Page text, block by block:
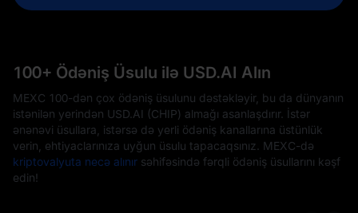
100+ Ödəniş Üsulu ilə USD.AI Alın
MEXC 100-dən çox ödəniş üsulunu dəstəkləyir, bu da dünyanın
istənilən yerindən USD.AI (CHIP) almağı asanlaşdırır. İstər
ənənəvi üsullara, istərsə də yerli ödəniş kanallarına üstünlük
verin, ehtiyaclarınıza uyğun üsulu tapacaqsınız. MEXC-də
kriptovalyuta necə alınır səhifəsində fərqli ödəniş üsullarını kəşf
edin!